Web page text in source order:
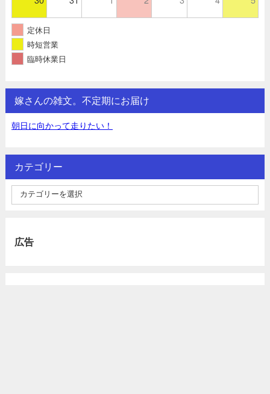
定休日
時短営業
臨時休業日
嫁さんの雑文。不定期にお届け
朝日に向かって走りたい！
カテゴリー
広告